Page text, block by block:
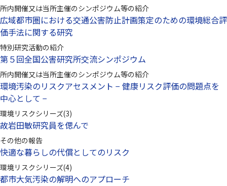
所内開催又は当所主催のシンポジウム等の紹介
広域都市圏における交通公害防止計画策定のための環境総合評
価手法に関する研究
特別研究活動の紹介
第５回全国公害研究所交流シンポジウム
所内開催又は当所主催のシンポジウム等の紹介
環境汚染のリスクアセスメント − 健康リスク評価の問題点を
中心として −
環境リスクシリーズ(3)
故岩田敏研究員を偲んで
その他の報告
快適な暮らしの代償としてのリスク
環境リスクシリーズ(4)
都市大気汚染の解明へのアプローチ